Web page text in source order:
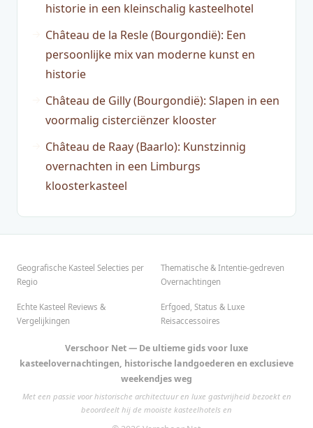
historie in een kleinschalig kasteelhotel
Château de la Resle (Bourgondië): Een
persoonlijke mix van moderne kunst en
historie
Château de Gilly (Bourgondië): Slapen in een
voormalig cisterciënzer klooster
Château de Raay (Baarlo): Kunstzinnig
overnachten in een Limburgs
kloosterkasteel
Geografische Kasteel Selecties per
Regio
Thematische & Intentie-gedreven
Overnachtingen
Echte Kasteel Reviews &
Vergelijkingen
Erfgoed, Status & Luxe
Reisaccessoires
Verschoor Net — De ultieme gids voor luxe
kasteelovernachtingen, historische landgoederen en exclusieve
weekendjes weg
Met een passie voor historische architectuur en luxe gastvrijheid bezoekt en
beoordeelt hij de mooiste kasteelhotels en